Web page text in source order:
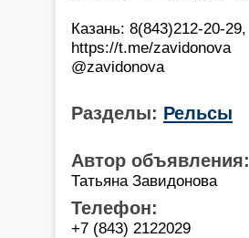
Казань: 8(843)212-20-29,
https://t.me/zavidonova
@zavidonova
Разделы: Рельсы
Автор объявления:
Татьяна Завидонова
Телефон:
+7 (843) 2122029